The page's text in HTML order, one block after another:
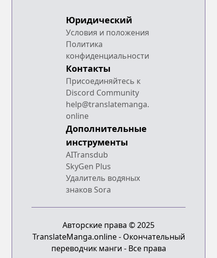
Юридический
Условия и положения
Политика
конфиденциальности
Контакты
Присоединяйтесь к
Discord Community
help@translatemanga.
online
Дополнительные
инструменты
AITransdub
SkyGen Plus
Удалитель водяных
знаков Sora
Авторские права © 2025
TranslateManga.online - Окончательный
переводчик манги - Все права